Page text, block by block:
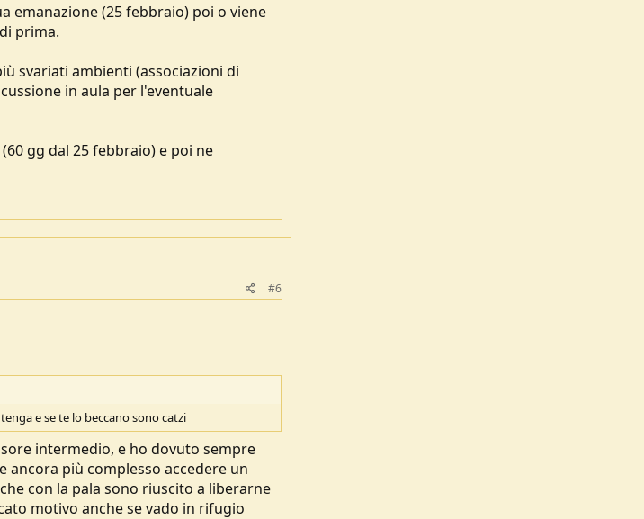
emanazione (25 febbraio) poi o viene
prima.
svariati ambienti (associazioni di
in aula per l'eventuale
gg dal 25 febbraio) e poi ne
#6
e se te lo beccano sono catzi
intermedio, e ho dovuto sempre
più complesso accedere un
con la pala sono riuscito a liberarne
motivo anche se vado in rifugio